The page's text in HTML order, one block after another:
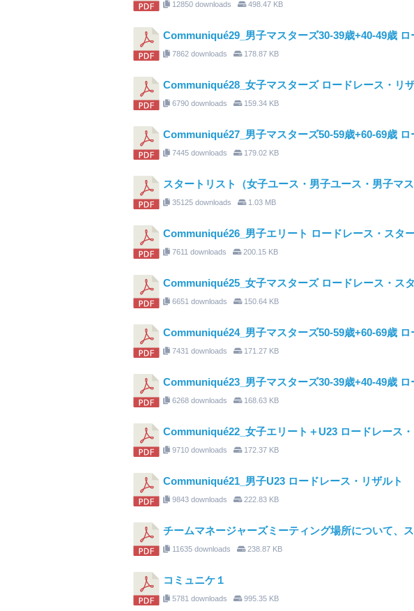
12850 downloads 498.47 KB
Communiqué29_男子マスターズ30-39歳+40-49歳 ロ
7862 downloads 178.87 KB
Communiqué28_女子マスターズ ロードレース・リ
6790 downloads 159.34 KB
Communiqué27_男子マスターズ50-59歳+60-69歳 ロ
7445 downloads 179.02 KB
スタートリスト（女子ユース・男子ユース・男子マ
35125 downloads 1.03 MB
Communiqué26_男子エリート ロードレース・スタ
7611 downloads 200.15 KB
Communiqué25_女子マスターズ ロードレース・ス
6651 downloads 150.64 KB
Communiqué24_男子マスターズ50-59歳+60-69歳 ロ
7431 downloads 171.27 KB
Communiqué23_男子マスターズ30-39歳+40-49歳 ロ
6268 downloads 168.63 KB
Communiqué22_女子エリート＋U23 ロードレース・
9710 downloads 172.37 KB
Communiqué21_男子U23 ロードレース・リザルト
9843 downloads 222.83 KB
チームマネージャーズミーティング場所について、
11635 downloads 238.87 KB
コミュニケ１
5781 downloads 995.35 KB